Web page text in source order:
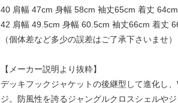
40 肩幅 47cm 身幅 58cm 袖丈65cm 着丈
42 肩幅 49.5cm 身幅 60.5cm 袖丈66cm 着丈
（個体差など多少の誤差はご了承下さいませ）
【メーカー説明より抜粋】
デッキフックジャケットの後継型して進化し
ジ。防風性を誇るジャングルクロスシェルや